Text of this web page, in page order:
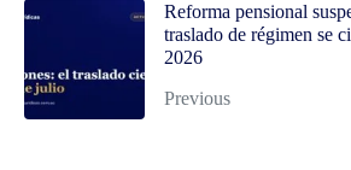
Reforma pensional
traslado de régimen se
2026
Previous